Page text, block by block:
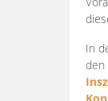
In
den